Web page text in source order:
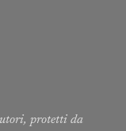
protetti da